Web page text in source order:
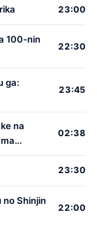
23:00
100-nin
22:30
ga:
23:45
na
02:38
23:30
no Shinjin
22:00